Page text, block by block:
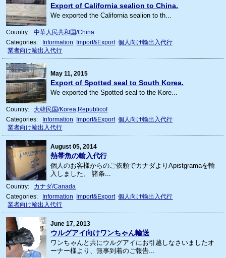
Export of California sealion to China.
We exported the California sealion to th...
Country:
中華人民共和国/China
Categories:
Information Import&Export 個人向け輸出入代行
業者向け輸出入代行
May 11, 2015
Export of Spotted seal to South Korea.
We exported the Spotted seal to the Kore...
Country:
大韓民国/Korea,Republicof
Categories:
Information Import&Export 個人向け輸出入代行
業者向け輸出入代行
August 05, 2014
熱帯魚の輸入代行
個人のお客様からのご依頼でカナダよりApistgramaを輸
入しました。 諸条...
Country:
カナダ/Canada
Categories:
Information Import&Export 個人向け輸出入代行
業者向け輸出入代行
June 17, 2013
ウルグアイ向けワンちゃん輸送
ワンちゃんと共にウルグアイにお引越しなさいましたオ
ーナー様より、無事到着のご報告...